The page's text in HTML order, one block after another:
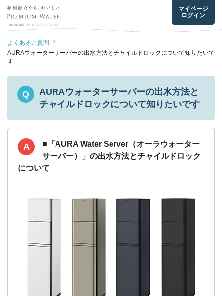
マイページ
ログイン
よくあるご質問
>
AURAウォーターサーバーの出水方法とチャイルドロックについて知りたいで
す
Q
AURAウォーターサーバーの出水方法と
チャイルドロックについて知りたいです
A
■「AURA Water Server（オーラウォーター
サーバー）」の出水方法とチャイルドロック
について